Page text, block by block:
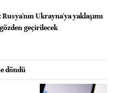
Ukrayna'ya yaklaşımı
geçirilecek
döndü